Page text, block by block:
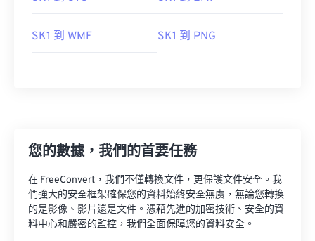
SK1 到 WMF SK1 到 PNG
您的數據，我們的首要任務
在 FreeConvert，我們不僅轉換文件，更保護文件安全。我
們強大的安全框架確保您的資料始終安全無虞，無論您轉換
的是影像、影片還是文件。憑藉先進的加密技術、安全的資
料中心和嚴密的監控，我們全面保障您的資料安全。